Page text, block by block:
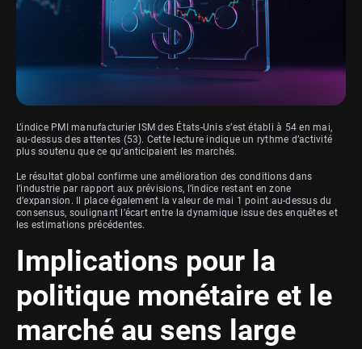
L’indice PMI manufacturier ISM des États-Unis s’est établi à 54 en mai,
au-dessus des attentes (53). Cette lecture indique un rythme d’activité
plus soutenu que ce qu’anticipaient les marchés.
Le résultat global confirme une amélioration des conditions dans
l’industrie par rapport aux prévisions, l’indice restant en zone
d’expansion. Il place également la valeur de mai 1 point au-dessus du
consensus, soulignant l’écart entre la dynamique issue des enquêtes et
les estimations précédentes.
Implications pour la
politique monétaire et le
marché au sens large